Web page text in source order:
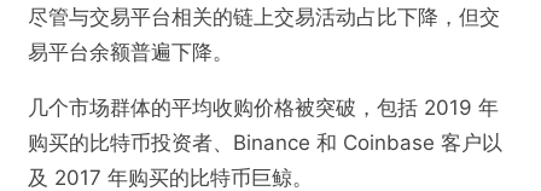
尽管与交易平台相关的链上交易活动占比下降，但交
易平台余额普遍下降。
几个市场群体的平均收购价格被突破，包括 2019 年
购买的比特币投资者、Binance 和 Coinbase 客户以
及 2017 年购买的比特币巨鲸。